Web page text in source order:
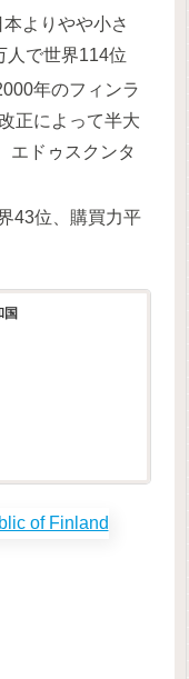
本よりやや小さ
人で世界114位
年のフィンラ
正によって半大
エドゥスクンタ
43位、購買力平
国